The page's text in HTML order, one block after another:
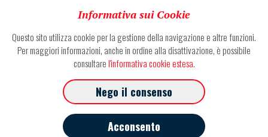
Informativa sui Cookie
Questo sito utilizza cookie per la gestione della navigazione e altre funzioni.
Per maggiori informazioni, anche in ordine alla disattivazione, è possibile
consultarel'informativa cookie estesa.
Nego il consenso
Acconsento
Sede Zona Ind.le Basso Marino 63100 Ascoli Piceno
Tel. +39.0736.30671
Fax +39.0736.227.077
P.IVA 01343410443